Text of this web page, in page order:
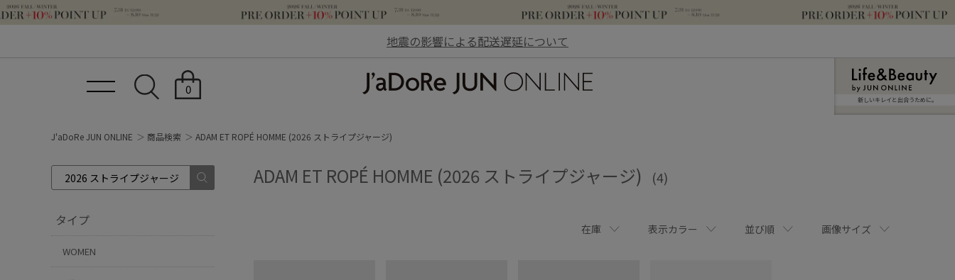
地震の影響による配送遅延について
0
新しいキレイと出合うために。
J'aDoRe JUN ONLINE 商品検索 ADAM ET ROPÉ HOMME (2026 ストライプジャージ)
タイプ
WOMEN
ADAM ET ROPÉ HOMME (2026 ストライプジャージ) (4)
在庫 表示カラー 並び順 画像サイズ